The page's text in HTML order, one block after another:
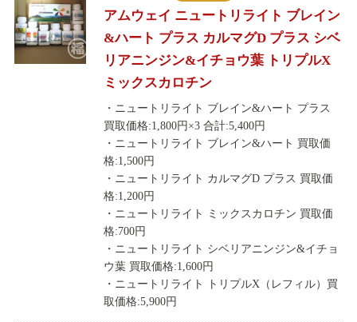
アムウェイ ニュートリライト ブレイン
&ハート プラス カルマグD プラス シベ
リアニンジン&イチョウ葉 トリプルX
ミックスカロチン
・ニュートリライト ブレイン&ハート プラス
買取価格:1,800円×3 合計:5,400円
・ニュートリライト ブレイン&ハート 買取価
格:1,500円
・ニュートリライト カルマグD プラス 買取価
格:1,200円
・ニュートリライト ミックスカロチン 買取価
格:700円
・ニュートリライト シベリアニンジン&イチョ
ウ葉 買取価格:1,600円
・ニュートリライト トリプルX（レフィル）買
取価格:5,900円